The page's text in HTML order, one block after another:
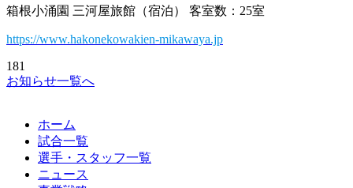
箱根小涌園 三河屋旅館（宿泊） 客室数：25室
https://www.hakonekowakien-mikawaya.jp
181
お知らせ一覧へ
ホーム
試合一覧
選手・スタッフ一覧
ニュース